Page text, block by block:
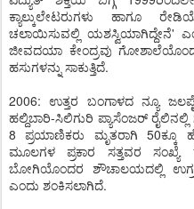
ಕ್ಯಾಲ್ಕುಲೇಟರುಗಳು ಹಾಗೂ
ಚಲಾಯಿಸುವಲ್ಲಿ ಯಶಸ್ವಿಯಾಗಿದ್ದೇನೆ'
ಜೀವದಯಾ ಕೇಂದ್ರವು
ಹಸುಗಳನ್ನು ಸಾಕುತ್ತಿದೆ.
2006: ಉತ್ತರ ಬಂಗಾಳದ ನ್ಯೂ
ಹಲ್ದಿಬಾರಿ-ಸಿಲಿಗುರಿ ಪ್ಯಾಸೆಂಜರ್
8 ಪ್ರಯಾಣಿಕರು ಮೃತರಾಗಿ 50ಕ್ಕೂ
ಮೂಲಗಳ ಪ್ರಕಾರ ಸತ್ತವರ ಸಂಖ್ಯೆ
ಬೋಗಿಯೊಂದರ ಶೌಚಾಲಯದಲ್ಲಿ
ಎಂದು ಶಂಕಿಸಲಾಗಿದೆ.